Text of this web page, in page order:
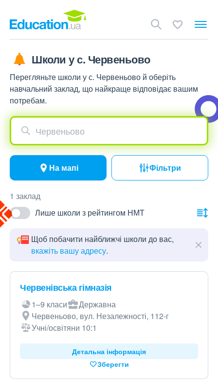
Школи у с. Червеньово
Перегляньте школи у с. Червеньово й оберіть
навчальний заклад, що найкраще відповідає вашим
потребам.
Червеньово
На мапі Фільтри
1 заклад
Лише школи з рейтингом НМТ
Щоб побачити найближчі школи до вас,
вкажіть вашу адресу.
Червенівська гімназія
1–9 класи
Державна
Червеньово, вул. Незалежності, 112-г
Учні/освітяни 10:1
Детальна інформація
Зберегти